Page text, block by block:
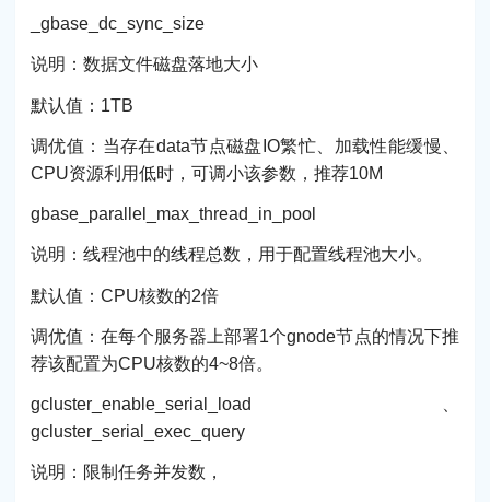
_gbase_dc_sync_size
说明：数据文件磁盘落地大小
默认值：1TB
调优值：当存在data节点磁盘IO繁忙、加载性能缓慢、
CPU资源利用低时，可调小该参数，推荐10M
gbase_parallel_max_thread_in_pool
说明：线程池中的线程总数，用于配置线程池大小。
默认值：CPU核数的2倍
调优值：在每个服务器上部署1个gnode节点的情况下推
荐该配置为CPU核数的4~8倍。
gcluster_enable_serial_load、
gcluster_serial_exec_query
说明：限制任务并发数，